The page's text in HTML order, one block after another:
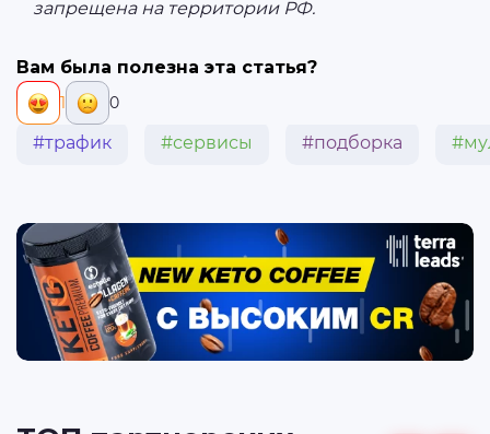
запрещена на территории РФ.
Вам была полезна эта статья?
1 0
#трафик #сервисы #подборка